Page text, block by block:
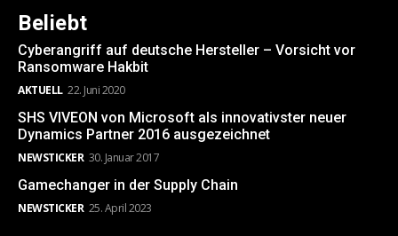
Beliebt
Cyberangriff auf deutsche Hersteller – Vorsicht vor
Ransomware Hakbit
AKTUELL 22. Juni 2020
SHS VIVEON von Microsoft als innovativster neuer
Dynamics Partner 2016 ausgezeichnet
NEWSTICKER 30. Januar 2017
Gamechanger in der Supply Chain
NEWSTICKER 25. April 2023